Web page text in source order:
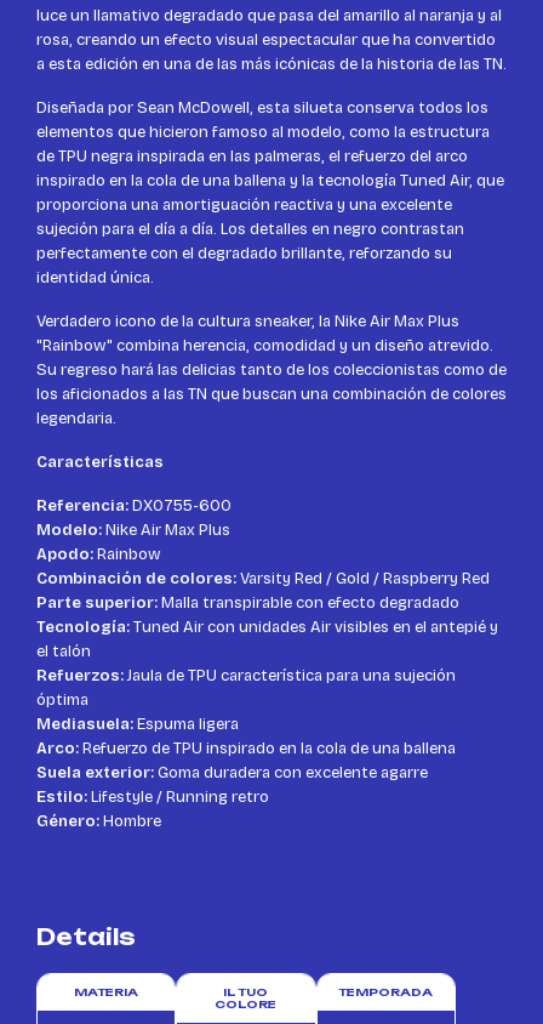
luce un llamativo degradado que pasa del amarillo al naranja y al
rosa, creando un efecto visual espectacular que ha convertido
a esta edición en una de las más icónicas de la historia de las TN.
Diseñada por Sean McDowell, esta silueta conserva todos los
elementos que hicieron famoso al modelo, como la estructura
de TPU negra inspirada en las palmeras, el refuerzo del arco
inspirado en la cola de una ballena y la tecnología Tuned Air, que
proporciona una amortiguación reactiva y una excelente
sujeción para el día a día. Los detalles en negro contrastan
perfectamente con el degradado brillante, reforzando su
identidad única.
Verdadero icono de la cultura sneaker, la Nike Air Max Plus
"Rainbow" combina herencia, comodidad y un diseño atrevido.
Su regreso hará las delicias tanto de los coleccionistas como de
los aficionados a las TN que buscan una combinación de colores
legendaria.
Características
Referencia:DX0755-600
Modelo:Nike Air Max Plus
Apodo:Rainbow
Combinación de colores:Varsity Red / Gold / Raspberry Red
Parte superior:Malla transpirable con efecto degradado
Tecnología:Tuned Air con unidades Air visibles en el antepié y
el talón
Refuerzos:Jaula de TPU característica para una sujeción
óptima
Mediasuela:Espuma ligera
Arco:Refuerzo de TPU inspirado en la cola de una ballena
Suela exterior:Goma duradera con excelente agarre
Estilo:Lifestyle / Running retro
Género:Hombre
Details
MATERIA
IL TUO
COLORE
TEMPORADA